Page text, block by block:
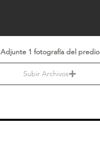
Adjunte 1 fotografía del predio
Subir Archivos